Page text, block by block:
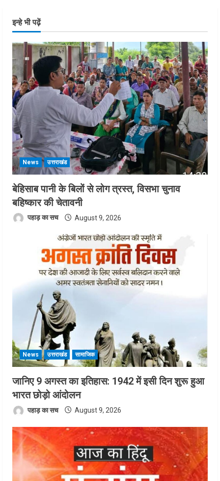
इन्हे भी पढ़ें
News उत्तराखंड
बेहिसाब पानी के बिलों से लोग त्रस्त, विसभा चुनाव
बहिष्कार की चेतावनी
पहाड़ का सच August 9, 2026
News उत्तराखंड सामाजिक
जानिए 9 अगस्त का इतिहास: 1942 में इसी दिन शुरू हुआ
भारत छोड़ो आंदोलन
पहाड़ का सच August 9, 2026